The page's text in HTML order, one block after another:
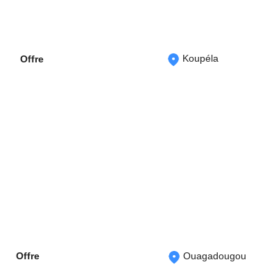
Offre Koupéla
Offre Ouagadougou